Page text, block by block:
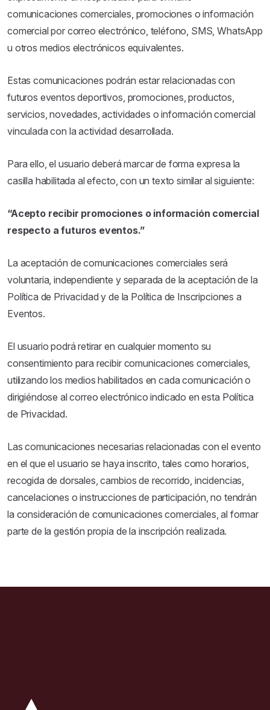
comunicaciones comerciales, promociones o información
comercial por correo electrónico, teléfono, SMS, WhatsApp
u otros medios electrónicos equivalentes.
Estas comunicaciones podrán estar relacionadas con
futuros eventos deportivos, promociones, productos,
servicios, novedades, actividades o información comercial
vinculada con la actividad desarrollada.
Para ello, el usuario deberá marcar de forma expresa la
casilla habilitada al efecto, con un texto similar al siguiente:
“Acepto recibir promociones o información comercial
respecto a futuros eventos.”
La aceptación de comunicaciones comerciales será
voluntaria, independiente y separada de la aceptación de la
Política de Privacidad y de la Política de Inscripciones a
Eventos.
El usuario podrá retirar en cualquier momento su
consentimiento para recibir comunicaciones comerciales,
utilizando los medios habilitados en cada comunicación o
dirigiéndose al correo electrónico indicado en esta Política
de Privacidad.
Las comunicaciones necesarias relacionadas con el evento
en el que el usuario se haya inscrito, tales como horarios,
recogida de dorsales, cambios de recorrido, incidencias,
cancelaciones o instrucciones de participación, no tendrán
la consideración de comunicaciones comerciales, al formar
parte de la gestión propia de la inscripción realizada.